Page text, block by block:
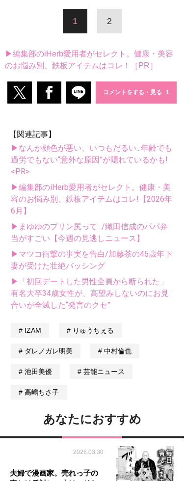
1 2
▶編集部のiHerb愛用者がセレクト。健康・美容
のお悩み別、鉄板アイテムはコレ！［PR］
コメントをする・見る
【関連記事】
▶なんか顔色が悪い、いつもだるい...年齢でも
過労でもない“意外な原因”が隠れているかも!
<PR>
▶編集部のiHerb愛用者がセレクト。健康・美
容のお悩み別、鉄板アイテムはコレ!【2026年
6月】
▶まゆゆのプリン尻って.../織田信成のパパ弁
当がすごい【今週の見逃しニュース】
▶マツコ衝撃の事実を告白/加藤茶の45歳年下
妻が受けた壮絶バッシング
▶「初回デートした男性全員から断られた」
有名大卒34歳女性が、高望みしないのにお見
合いが全滅した“発言のクセ”
IZAM りゅうちぇる
ダレノガレ明美 中村倫也
池田美優 芸能ニュース
高嶋ちさ子
あなたにおすすめ
2026.03.30
夫婦で漫画家。売れっ子の